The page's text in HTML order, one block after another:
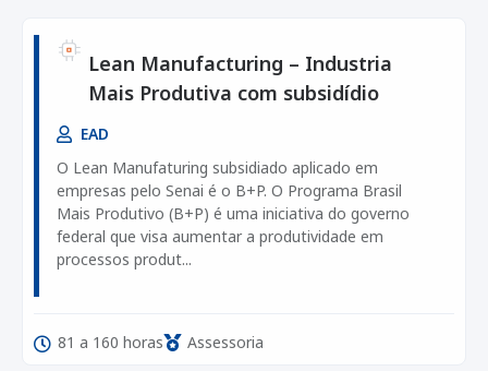
Lean Manufacturing – Industria
Mais Produtiva com subsidídio
EAD
O Lean Manufaturing subsidiado aplicado em
empresas pelo Senai é o B+P. O Programa Brasil
Mais Produtivo (B+P) é uma iniciativa do governo
federal que visa aumentar a produtividade em
processos produt...
81 a 160 horas Assessoria